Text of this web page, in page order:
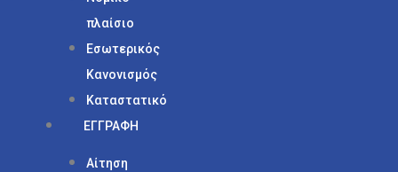
πλαίσιο
Εσωτερικός
Κανονισμός
Καταστατικό
ΕΓΓΡΑΦΗ
Αίτηση